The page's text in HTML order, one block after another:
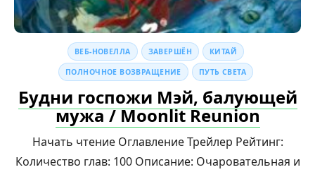
ВЕБ-НОВЕЛЛА ЗАВЕРШЁН КИТАЙ
ПОЛНОЧНОЕ ВОЗВРАЩЕНИЕ ПУТЬ СВЕТА
Будни госпожи Мэй, балующей
мужа / Moonlit Reunion
Начать чтение Оглавление Трейлер Рейтинг:
Количество глав: 100 Описание: Очаровательная и